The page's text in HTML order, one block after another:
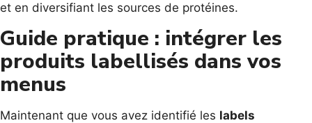
et en diversifiant les sources de protéines.
Guide pratique : intégrer les
produits labellisés dans vos
menus
Maintenant que vous avez identifié les labels